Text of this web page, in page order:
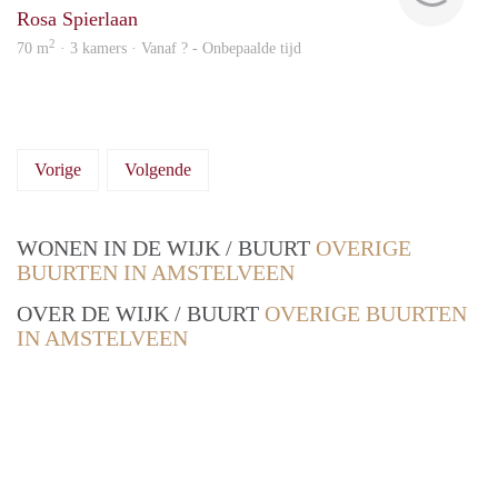
Rosa Spierlaan
70 m2 · 3 kamers · Vanaf ? - Onbepaalde tijd
Vorige Volgende
WONEN IN DE WIJK / BUURT OVERIGE
BUURTEN IN AMSTELVEEN
OVER DE WIJK / BUURT OVERIGE BUURTEN
IN AMSTELVEEN